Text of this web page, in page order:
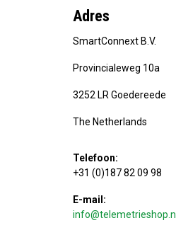
Adres
SmartConnext B.V.
Provincialeweg 10a
3252 LR Goedereede
The Netherlands
Telefoon:
+31 (0)187 82 09 98
E-mail:
info@telemetrieshop.nl